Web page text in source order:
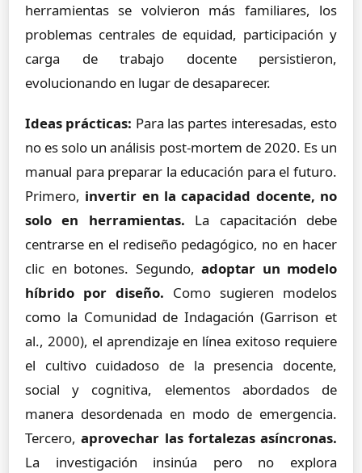
herramientas se volvieron más familiares, los
problemas centrales de equidad, participación y
carga de trabajo docente persistieron,
evolucionando en lugar de desaparecer.
Ideas prácticas: Para las partes interesadas, esto
no es solo un análisis post-mortem de 2020. Es un
manual para preparar la educación para el futuro.
Primero, invertir en la capacidad docente, no
solo en herramientas. La capacitación debe
centrarse en el rediseño pedagógico, no en hacer
clic en botones. Segundo, adoptar un modelo
híbrido por diseño. Como sugieren modelos
como la Comunidad de Indagación (Garrison et
al., 2000), el aprendizaje en línea exitoso requiere
el cultivo cuidadoso de la presencia docente,
social y cognitiva, elementos abordados de
manera desordenada en modo de emergencia.
Tercero,aprovechar las fortalezas asíncronas.
La investigación insinúa pero no explora